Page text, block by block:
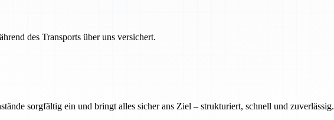
des Transports über uns versichert.
sorgfältig ein und bringt alles sicher ans Ziel – strukturiert, schnell und zuverlässig.